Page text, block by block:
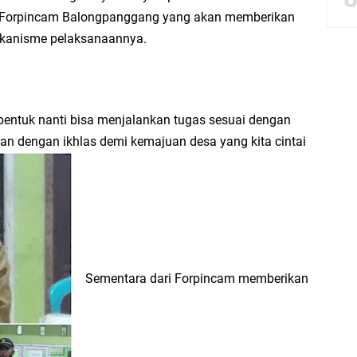
Ma’sum Gelar Penyembelihan Hewan Qurban dari Bupati & Kepala
Tebar Berkah Idul Adha, Bagikan Daging Kurban untuk Ratusan Warga
Gelar Penyembelihan Hewan Qurban dari Keluarga Besar dr. Titin Ekowati
Rosewood Cerme Gresik Berbenah dan Bersolek, Siap Meriahkan HUT Ke 81
Balongpanggang yang akan memberikan
pelaksanaannya.
nanti bisa menjalankan tugas sesuai dengan
dengan ikhlas demi kemajuan desa yang kita cintai
Sementara dari Forpincam memberikan